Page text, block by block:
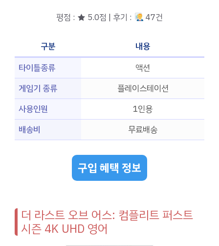
평점 : ★ 5.0점 | 후기 : 47건
구분
내용
타이틀종류
액션
게임기 종류
플레이스테이션
사용인원
1인용
배송비
무료배송
구입 혜택 정보
더 라스트 오브 어스: 컴플리트 퍼스트
시즌 4K UHD 영어